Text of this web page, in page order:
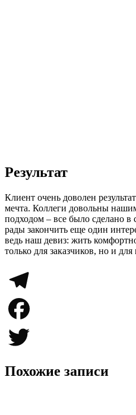
Результат
Клиент очень доволен
мечта. Коллеги довольны
подходом – все было сделано
рады закончить еще один
ведь наш девиз: жить
только для заказчиков, но и
Telegram
Facebook
Twitter
Похожие записи